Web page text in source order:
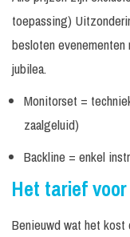
Kool & the
Gang
Ladies of Soul
Loving Angels
LuvDots
Tape optreden -
evenementen
toepassing)
besloten
jubilea.
Monitorset =
zaalgeluid)
Backline = enkel
Het tarief
Benieuwd wat het